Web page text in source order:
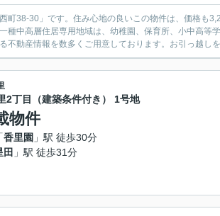
町38-30」です。住み心地の良いこの物件は、価格も
種中高層住居専用地域は、幼稚園、保育所、小中高等
不動産情報を数多くご用意しております。お引っ越し
2丁目（建築条件付き） 1号地
物件
「香里園 」駅 徒歩30分
田 」駅 徒歩31分